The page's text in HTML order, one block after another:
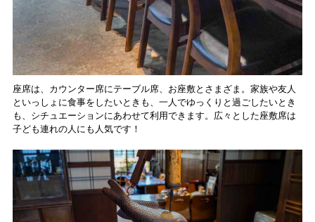
座席は、カウンター席にテーブル席、お座敷とさまざま。家族や友人
といっしょに食事をしたいときも、一人でゆっくりと過ごしたいとき
も、シチュエーションにあわせて利用できます。広々とした座敷席は
子ども連れの人にも人気です！